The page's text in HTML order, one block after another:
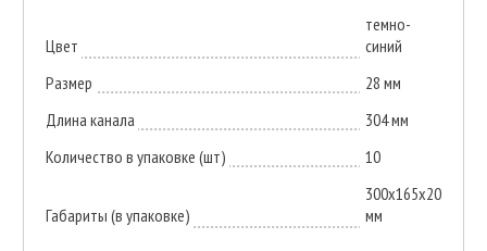
Цвет
темно-
синий
Размер
28 мм
Длина канала
304 мм
Количество в упаковке (шт)
10
Габариты (в упаковке)
300х165х20
мм